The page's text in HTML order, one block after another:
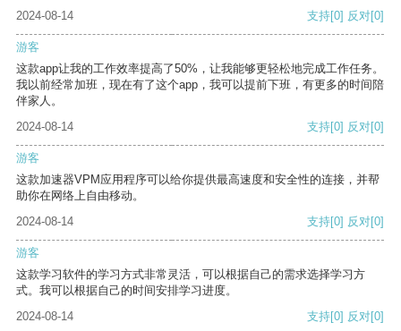
2024-08-14
支持[0] 反对[0]
游客
这款app让我的工作效率提高了50%，让我能够更轻松地完成工作任务。
我以前经常加班，现在有了这个app，我可以提前下班，有更多的时间陪
伴家人。
2024-08-14
支持[0] 反对[0]
游客
这款加速器VPM应用程序可以给你提供最高速度和安全性的连接，并帮
助你在网络上自由移动。
2024-08-14
支持[0] 反对[0]
游客
这款学习软件的学习方式非常灵活，可以根据自己的需求选择学习方
式。我可以根据自己的时间安排学习进度。
2024-08-14
支持[0] 反对[0]